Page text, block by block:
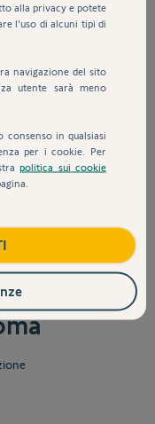
e
alla privacy e potete
l'uso di alcuni tipi di
navigazione del sito
utente sarà meno
consenso in qualsiasi
per i cookie. Per
politica sui cookie